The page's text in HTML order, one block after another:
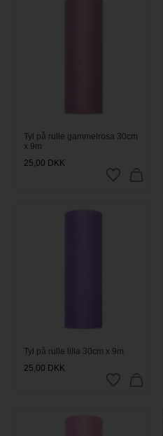
Tyl på rulle gammelrosa 30cm
x 9m
25,00 DKK
Tyl på rulle lilla 30cm x 9m
25,00 DKK